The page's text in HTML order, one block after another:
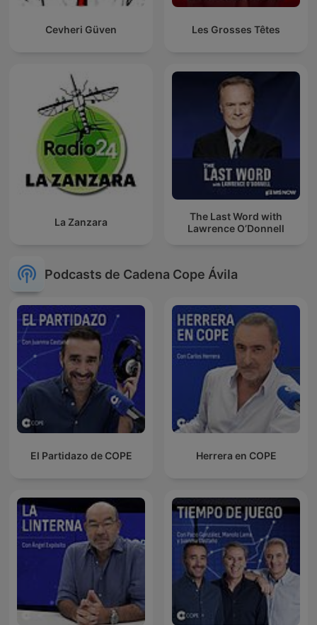
Cevheri Güven Les Grosses Têtes
La Zanzara
The Last Word with
Lawrence O’Donnell
Podcasts de Cadena Cope Ávila
El Partidazo de COPE Herrera en COPE